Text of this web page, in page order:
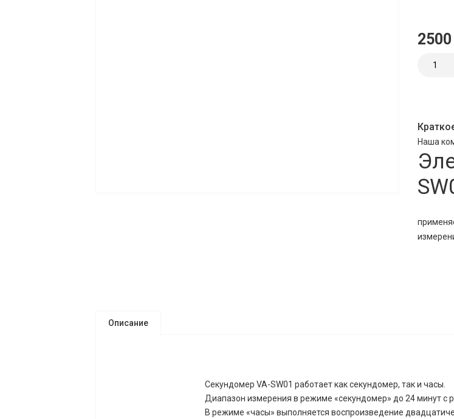
Наша
Описание
Секундомер VA-SW01 работает как секундомер, так и часы.
Диапазон измерения в режиме «секундомер» до 24 минут с
В режиме «часы» выполняется воспроизведение